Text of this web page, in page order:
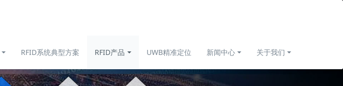
RFID系统典型方案 RFID产品 UWB精准定位 新闻中心 关于我们